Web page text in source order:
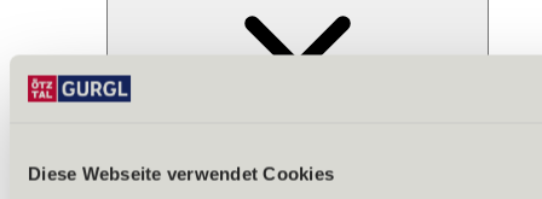
Diese Webseite verwendet Cookies